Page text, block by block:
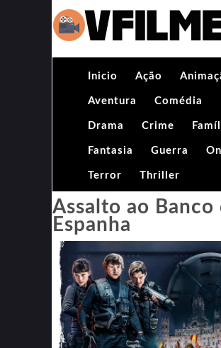
Inicio Ação
Aventura Comédia
Drama Crime
Fantasia Guerra
Terror Thriller
Assalto ao Banco
Espanha